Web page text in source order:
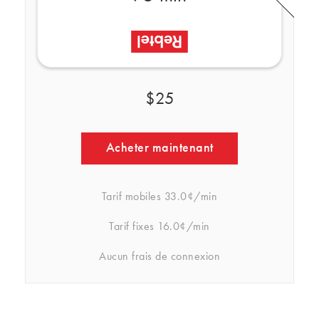
$25
Acheter maintenant
Tarif mobiles 33.0¢/min
Tarif fixes 16.0¢/min
Aucun frais de connexion